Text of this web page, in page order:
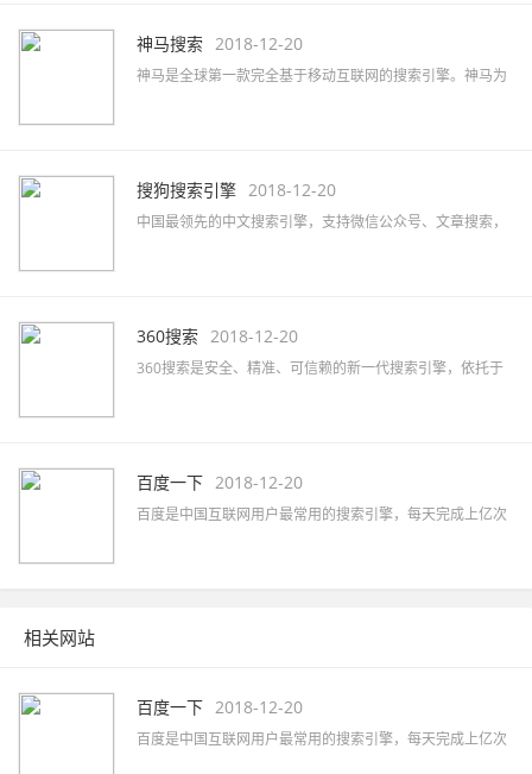
神马搜索 2018-12-20
神马是全球第一款完全基于移动互联网的搜索引擎。神马为
搜狗搜索引擎 2018-12-20
中国最领先的中文搜索引擎，支持微信公众号、文章搜索，
360搜索 2018-12-20
360搜索是安全、精准、可信赖的新一代搜索引擎，依托于
百度一下 2018-12-20
百度是中国互联网用户最常用的搜索引擎，每天完成上亿次
相关网站
百度一下 2018-12-20
百度是中国互联网用户最常用的搜索引擎，每天完成上亿次